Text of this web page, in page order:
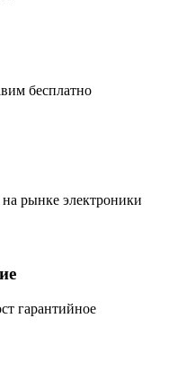
бесплатно
рынке электроники
гарантийное